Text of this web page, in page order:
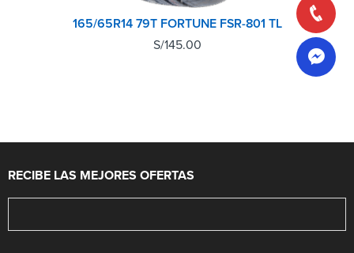
165/65R14 79T FORTUNE FSR-801 TL
S/145.00
RECIBE LAS MEJORES OFERTAS